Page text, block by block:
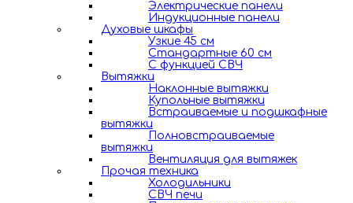
Электрические панели
Индукционные панели
Духовые шкафы
Узкие 45 см
Стандартные 60 см
С функцией СВЧ
Вытяжки
Наклонные вытяжки
Купольные вытяжки
Встраиваемые и подшкафные
вытяжки
Полновстраиваемые
вытяжки
Вентиляция для вытяжек
Прочая техника
Холодильники
СВЧ печи